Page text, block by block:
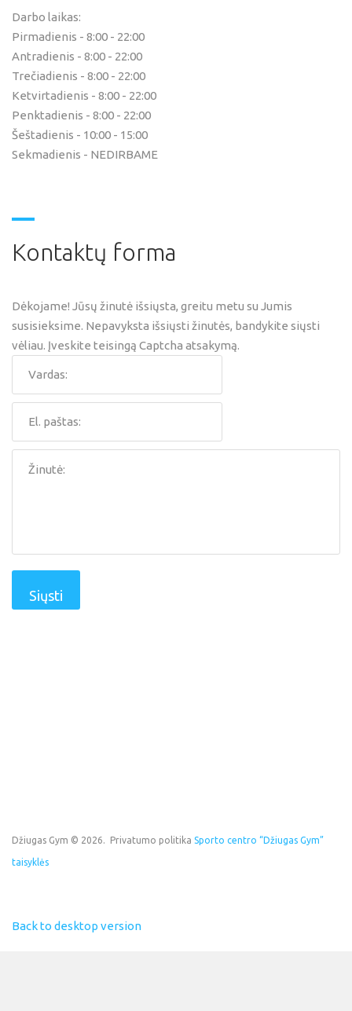
Darbo laikas:
Pirmadienis - 8:00 - 22:00
Antradienis - 8:00 - 22:00
Trečiadienis - 8:00 - 22:00
Ketvirtadienis - 8:00 - 22:00
Penktadienis - 8:00 - 22:00
Šeštadienis - 10:00 - 15:00
Sekmadienis - NEDIRBAME
Kontaktų forma
Dėkojame! Jūsų žinutė išsiųsta, greitu metu su Jumis
susisieksime. Nepavyksta išsiųsti žinutės, bandykite siųsti
vėliau. Įveskite teisingą Captcha atsakymą.
Siųsti
Džiugas Gym © 2026 Privatumo politika Sporto centro “Džiugas Gym”
taisyklės
Back to desktop version